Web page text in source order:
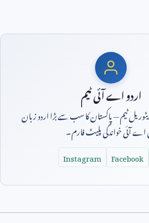
اردو اے آئی ٹیم
ٹیم — پاکستان کا سب سے بڑا اردو زبان
اے آئی خواندگی پلیٹ فارم۔
Facebook
Instagram